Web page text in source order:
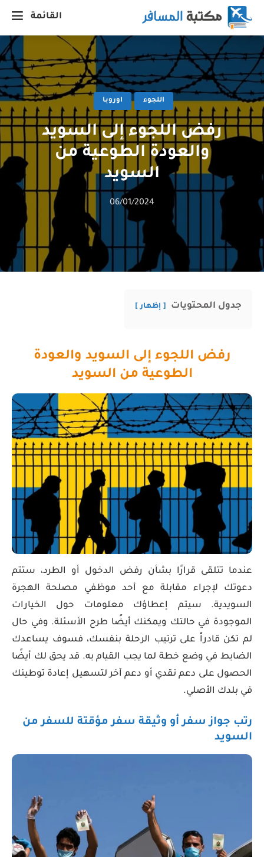
القائمة
اللجوء اوروبا
رفض اللجوء إلى السويد
والعودة الطوعية من
السويد
06/01/2024
جدول المحتويات إظهار
رفض اللجوء إلى السويد والعودة
الطوعية من السويد
عندما تتلقى قرارًا بشأن رفض الدخول أو الطرد، ستتم
دعوتك لإجراء مقابلة مع أحد موظفي مصلحة الهجرة
السويدية. سيتم إعطاؤك معلومات حول الخيارات
الموجودة في حالتك ويمكنك أيضًا طرح الأسئلة. وفي حال
لم تكن قادراً على ترتيب الرحلة بنفسك، فسوف يساعدك
الضابط في وضع خطة لما يجب القيام به. قد يحق لك أيضًا
الحصول على دعم نقدي أو دعم آخر لتسهيل إعادة توطينك
في بلدك الأصلي.
رتب جواز سفر أو وثيقة سفر مؤقتة للسفر من
السويد